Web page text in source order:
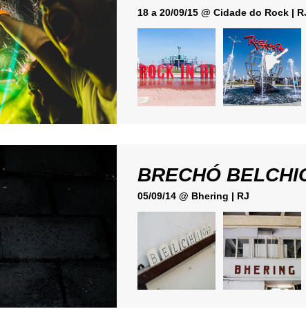
18 a 20/09/15 @ Cidade do Rock |
BRECHÓ
05/09/14 @ Bhering | RJ